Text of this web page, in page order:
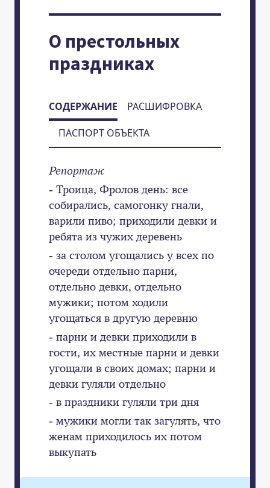
О престольных
праздниках
СОДЕРЖАНИЕ
РАСШИФРОВКА
ПАСПОРТ ОБЪЕКТА
Репортаж
- Троица, Фролов день: все
собирались, самогонку гнали,
варили пиво; приходили девки и
ребята из чужих деревень
- за столом угощались у всех по
очереди отдельно парни,
отдельно девки, отдельно
мужики; потом ходили
угощаться в другую деревню
- парни и девки приходили в
гости, их местные парни и девки
угощали в своих домах; парни и
девки гуляли отдельно
- в праздники гуляли три дня
- мужики могли так загулять, что
женам приходилось их потом
выкупать